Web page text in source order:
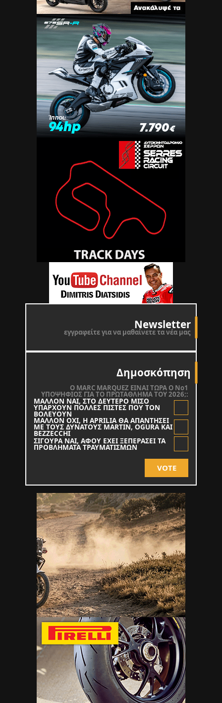
Newsletter
εγγραφείτε για να μαθαίνετε τα νέα μας
Δημοσκόπηση
O MARC MARQUEZ ΕΙΝΑΙ ΤΩΡΑ Ο Νο1
ΥΠΟΨΗΦΙΟΣ ΓΙΑ ΤΟ ΠΡΩΤΑΘΛΗΜΑ ΤΟΥ 2026;:
ΜΑΛΛΟΝ ΝΑΙ, ΣΤΟ ΔΕΥΤΕΡΟ ΜΙΣΟ
ΥΠΑΡΧΟΥΝ ΠΟΛΛΕΣ ΠΙΣΤΕΣ ΠΟΥ ΤΟΝ
ΒΟΛΕΥΟΥΝ
ΜΑΛΛΟΝ ΟΧΙ, Η APRILIA ΘΑ ΑΠΑΝΤΗΣΕΙ
ΜΕ ΤΟΥΣ ΔΥΝΑΤΟΥΣ MARTIN, OGURA KAI
BEZZECCHI
ΣΙΓΟΥΡΑ ΝΑΙ, ΑΦΟΥ ΕΧΕΙ ΞΕΠΕΡΑΣΕΙ ΤΑ
ΠΡΟΒΛΗΜΑΤΑ ΤΡΑΥΜΑΤΙΣΜΩΝ
VOTE